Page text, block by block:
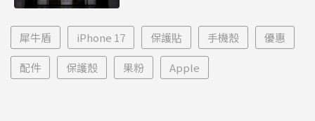
犀牛盾 iPhone 17 保護貼 手機殼 優惠
配件 保護殼 果粉 Apple